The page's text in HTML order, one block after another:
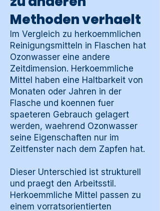
Methoden verhaelt
Im Vergleich zu herkoemmlichen
Reinigungsmitteln in Flaschen hat
Ozonwasser eine andere
Zeitdimension. Herkoemmliche
Mittel haben eine Haltbarkeit von
Monaten oder Jahren in der
Flasche und koennen fuer
spaeteren Gebrauch gelagert
werden, waehrend Ozonwasser
seine Eigenschaften nur im
Zeitfenster nach dem Zapfen hat.
Dieser Unterschied ist strukturell
und praegt den Arbeitsstil.
Herkoemmliche Mittel passen zu
einem vorratsorientierten